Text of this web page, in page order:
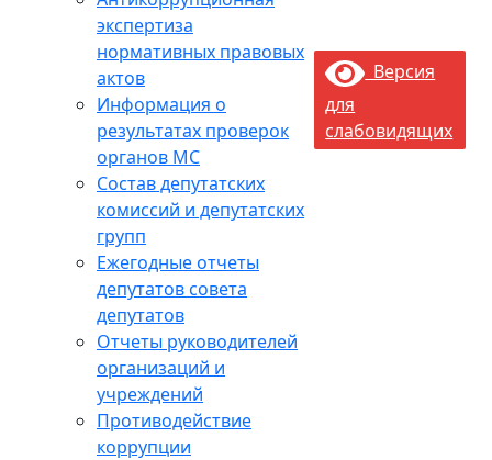
экспертиза
нормативных правовых
актов
Информация о
результатах проверок
органов МС
Состав депутатских
комиссий и депутатских
групп
Ежегодные отчеты
депутатов совета
депутатов
Отчеты руководителей
организаций и
учреждений
Противодействие
коррупции
Версия
для
слабовидящих